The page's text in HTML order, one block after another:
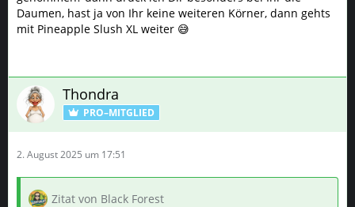
Daumen, hast ja von Ihr keine weiteren Körner, dann gehts
mit Pineapple Slush XL weiter 😅
Thondra
PRO–MITGLIED
2. August 2025 um 17:51
Zitat von Black Forest